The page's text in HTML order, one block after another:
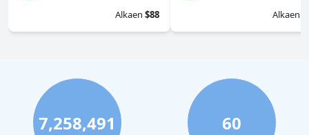
Alkaen $88
Alkaen
7,258,491 60